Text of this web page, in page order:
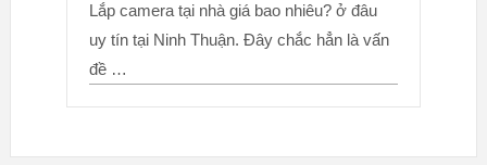
Lắp camera tại nhà giá bao nhiêu? ở đâu
uy tín tại Ninh Thuận. Đây chắc hẳn là vấn
đề …